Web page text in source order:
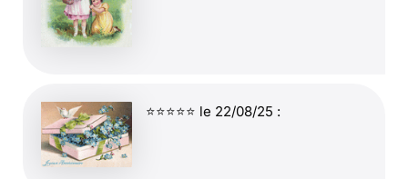
⭐⭐⭐⭐⭐ le 22/08/25 :